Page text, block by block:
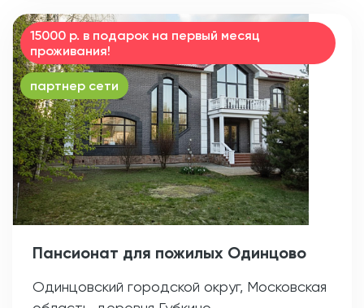
15000 р. в подарок на первый месяц
проживания!
партнер сети
Пансионат для пожилых Одинцово
Одинцовский городской округ, Московская